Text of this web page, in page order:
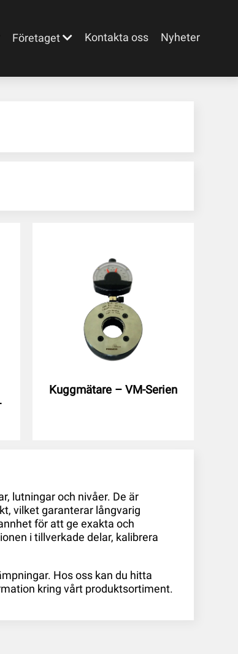
Företaget Kontakta oss Nyheter
Kuggmätare – VM-Serien
lutningar och nivåer. De är
vilket garanterar långvarig
för att ge exakta och
i tillverkade delar, kalibrera
Hos oss kan du hitta
kring vårt produktsortiment.